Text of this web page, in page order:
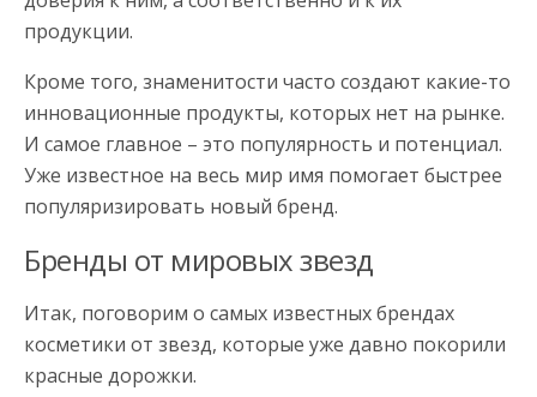
продукции.
Кроме того, знаменитости часто создают какие-то
инновационные продукты, которых нет на рынке.
И самое главное – это популярность и потенциал.
Уже известное на весь мир имя помогает быстрее
популяризировать новый бренд.
Бренды от мировых звезд
Итак, поговорим о самых известных брендах
косметики от звезд, которые уже давно покорили
красные дорожки.